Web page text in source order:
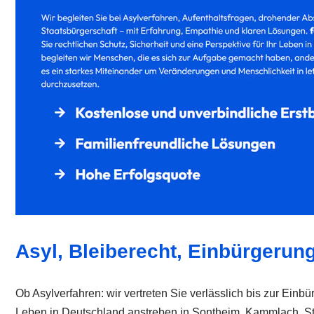
Asyl, Bleiberecht,
Ob Asylverfahren: wir vertreten Sie verlässlich bis zur